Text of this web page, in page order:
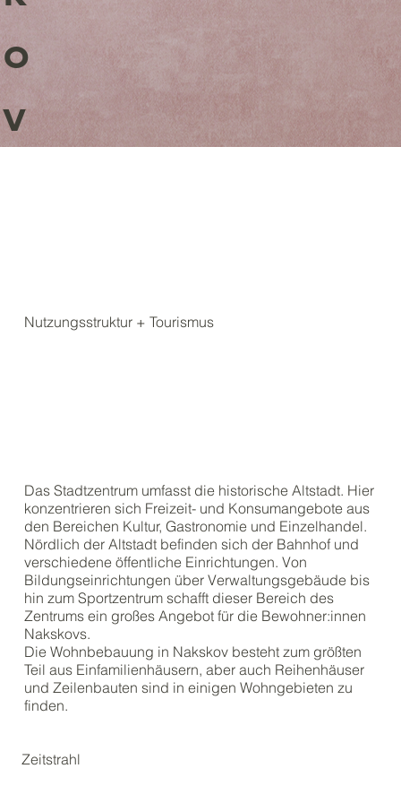
o
v
Nutzungsstruktur + Tourismus
Das Stadtzentrum umfasst die historische Altstadt. Hier
konzentrieren sich Freizeit- und Konsumangebote aus
den Bereichen Kultur, Gastronomie und Einzelhandel.
Nördlich der Altstadt befinden sich der Bahnhof und
verschiedene öffentliche Einrichtungen. Von
Bildungseinrichtungen über Verwaltungsgebäude bis
hin zum Sportzentrum schafft dieser Bereich des
Zentrums ein großes Angebot für die Bewohner:innen
Nakskovs.
Die Wohnbebauung in Nakskov besteht zum größten
Teil aus Einfamilienhäusern, aber auch Reihenhäuser
und Zeilenbauten sind in einigen Wohngebieten zu
finden.
Zeitstrahl